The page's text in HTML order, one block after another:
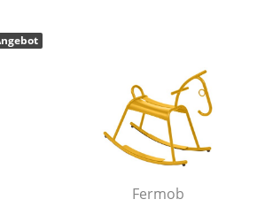
Angebot
Fermob